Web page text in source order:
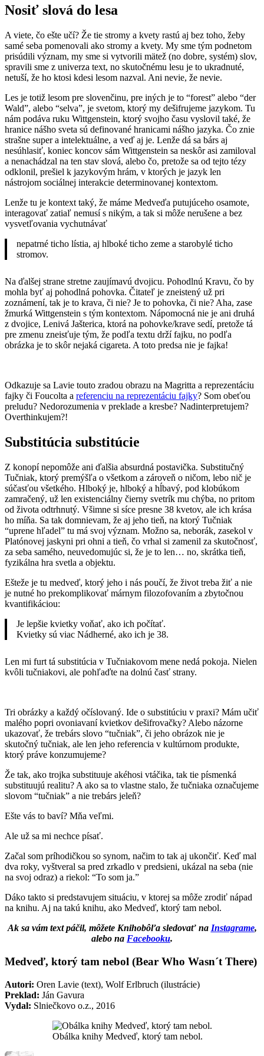
Nosiť slová do lesa
A viete, čo ešte učí? Že tie stromy a kvety rastú aj bez toho, žeby
samé seba pomenovali ako stromy a kvety. My sme tým podnetom
prisúdili význam, my sme si vytvorili mätež (no dobre, systém) slov,
spravili sme z univerza text, no skutočnému lesu je to ukradnuté,
netuší, že ho ktosi kdesi lesom nazval. Ani nevie, že nevie.
Les je totiž lesom pre slovenčinu, pre iných je to “forest” alebo “der
Wald”, alebo “selva”, je svetom, ktorý my dešifrujeme jazykom. Tu
nám podáva ruku Wittgenstein, ktorý svojho času vyslovil také, že
hranice nášho sveta sú definované hranicami nášho jazyka. Čo znie
strašne super a intelektuálne, a veď aj je. Lenže dá sa bárs aj
nesúhlasiť, koniec koncov sám Wittgenstein sa neskôr asi zamiloval
a nenachádzal na ten stav slová, alebo čo, pretože sa od tejto tézy
odklonil, prešiel k jazykovým hrám, v ktorých je jazyk len
nástrojom sociálnej interakcie determinovanej kontextom.
Lenže tu je kontext taký, že máme Medveďa putujúceho osamote,
interagovať zatiaľ nemusí s nikým, a tak si môže nerušene a bez
vysvetľovania vychutnávať
nepatrné ticho lístia, aj hlboké ticho zeme a starobylé ticho
stromov.
Na ďalšej strane stretne zaujímavú dvojicu. Pohodlnú Kravu, čo by
mohla byť aj pohodlná pohovka. Čitateľ je zneistený už pri
zoznámení, tak je to krava, či nie? Je to pohovka, či nie? Aha, zase
žmurká Wittgenstein s tým kontextom. Nápomocná nie je ani druhá
z dvojice, Lenivá Jašterica, ktorá na pohovke/krave sedí, pretože tá
pre zmenu zneisťuje tým, že podľa textu drží fajku, no podľa
obrázka je to skôr nejaká cigareta. A toto predsa nie je fajka!
Odkazuje sa Lavie touto zradou obrazu na Magritta a reprezentáciu
fajky či Foucolta a referenciu na reprezentáciu fajky? Som obeťou
preludu? Nedorozumenia v preklade a kresbe? Nadinterpretujem?
Overthinkujem?!
Substitúcia substitúcie
Z konopí nepomôže ani ďalšia absurdná postavička. Substitučný
Tučniak, ktorý premýšľa o všetkom a zároveň o ničom, lebo nič je
súčasťou všetkého. Hlboký je, hlboký a hĺbavý, pod klobúkom
zamračený, už len existenciálny čierny svetrík mu chýba, no pritom
od života odtrhnutý. Všimne si síce presne 38 kvetov, ale ich krása
ho míňa. Sa tak domnievam, že aj jeho tieň, na ktorý Tučniak
“uprene hľadel” tu má svoj význam. Možno sa, neborák, zasekol v
Platónovej jaskyni pri ohni a tieň, čo vrhal si zamenil za skutočnosť,
za seba samého, neuvedomujúc si, že je to len… no, skrátka tieň,
fyzikálna hra svetla a objektu.
Ešteže je tu medveď, ktorý jeho i nás poučí, že život treba žiť a nie
je nutné ho prekomplikovať márnym filozofovaním a zbytočnou
kvantifikáciou:
Je lepšie kvietky voňať, ako ich počítať.
Kvietky sú viac Nádherné, ako ich je 38.
Len mi furt tá substitúcia v Tučniakovom mene nedá pokoja. Nielen
kvôli tučniakovi, ale pohľaďte na dolnú časť strany.
Tri obrázky a každý očíslovaný. Ide o substitúciu v praxi? Mám učiť
malého popri ovoniavaní kvietkov dešifrovačky? Alebo názorne
ukazovať, že trebárs slovo “tučniak”, či jeho obrázok nie je
skutočný tučniak, ale len jeho referencia v kultúrnom produkte,
ktorý práve konzumujeme?
Že tak, ako trojka substituuje akéhosi vtáčika, tak tie písmenká
substituujú realitu? A ako sa to vlastne stalo, že tučniaka označujeme
slovom “tučniak” a nie trebárs jeleň?
Ešte vás to baví? Mňa veľmi.
Ale už sa mi nechce písať.
Začal som príhodičkou so synom, načim to tak aj ukončiť. Keď mal
dva roky, vyštveral sa pred zrkadlo v predsieni, ukázal na seba (nie
na svoj odraz) a riekol: “To som ja.”
Dáko takto si predstavujem situáciu, v ktorej sa môže zrodiť nápad
na knihu. Aj na takú knihu, ako Medveď, ktorý tam nebol.
Ak sa vám text páčil, môžete Knihobôľa sledovať na Instagrame,
alebo na Facebooku.
Medveď, ktorý tam nebol (Bear Who Wasn´t There)
Autori: Oren Lavie (text), Wolf Erlbruch (ilustrácie)
Preklad: Ján Gavura
Vydal: Slniečkovo o.z., 2016
Obálka knihy Medveď, ktorý tam nebol.